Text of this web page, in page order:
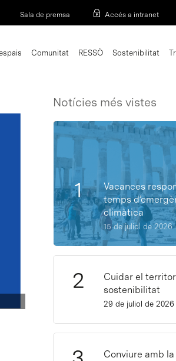
Sala de premsa Accés a intranet
Comunitat RESSÒ Sostenibilitat
Notícies més vistes
Vacances
temps
climàtica
15 de juliol de 2026
Cuidar el
sostenibilitat
29 de juliol de 2026
Conviure amb la